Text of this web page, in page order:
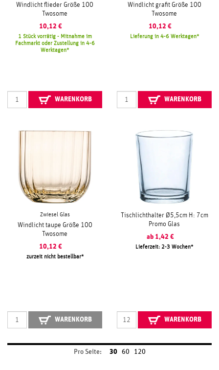
Windlicht flieder Größe 100
Twosome
10,12 €
1 Stück vorrätig - Mitnahme im
Fachmarkt oder Zustellung in 4-6
Werktagen
WARENKORB
Windlicht grafit Größe 100
Twosome
10,12 €
Lieferung in 4-6 Werktagen
WARENKORB
Zwiesel Glas
Windlicht taupe Größe 100
Twosome
10,12 €
zurzeit nicht bestellbar
WARENKORB
Tischlichthalter Ø5,5cm H: 7cm
Promo Glas
ab 1,42 €
Lieferzeit: 2-3 Wochen
WARENKORB
Pro Seite: 30 60 120